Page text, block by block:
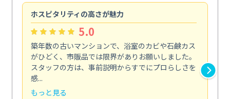
ホスピタリティの高さが魅力
5.0
築年数の古いマンションで、浴室のカビや石鹸カス
がひどく、市販品では限界がありお願いしました。
スタッフの方は、事前説明からすでにプロらしさを
感...
もっと見る